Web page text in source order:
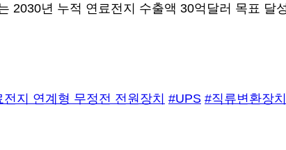
2030년 누적 연료전지 수출액 30억달러 목표 달
전지 연계형 무정전 전원장치 #UPS #직류변환장치